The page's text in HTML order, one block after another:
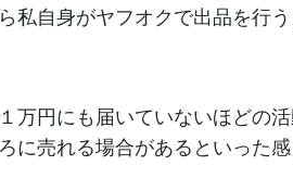
私自身がヤフオクで出品を行
万円にも届いていないほどの
に売れる場合があるといった感